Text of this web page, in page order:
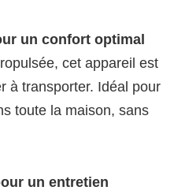
un confort optimal
cet appareil est
à transporter. Idéal pour
toute la maison, sans
un entretien